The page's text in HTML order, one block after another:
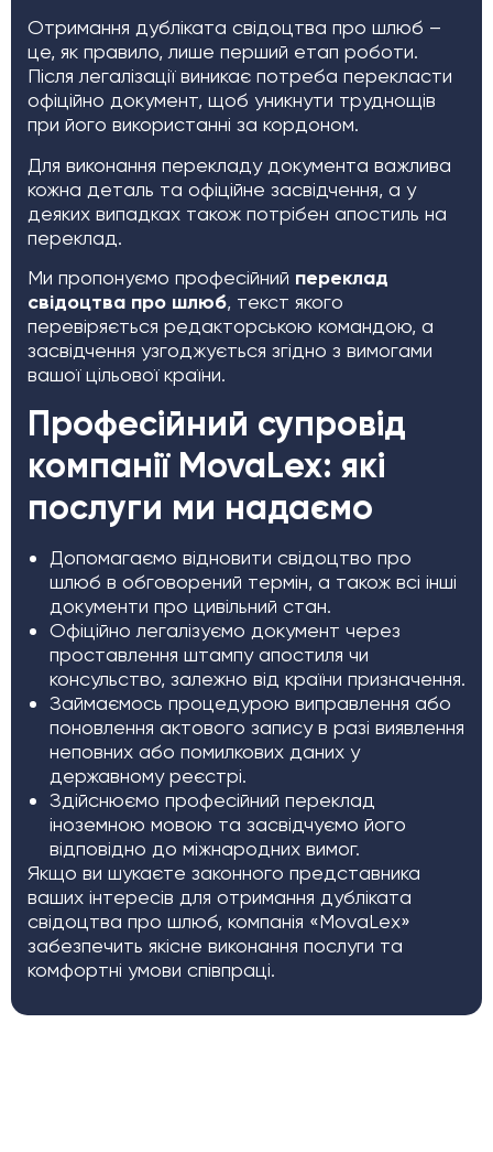
Отримання дубліката свідоцтва про шлюб –
це, як правило, лише перший етап роботи.
Після легалізації виникає потреба перекласти
офіційно документ, щоб уникнути труднощів
при його використанні за кордоном.
Для виконання перекладу документа важлива
кожна деталь та офіційне засвідчення, а у
деяких випадках також потрібен апостиль на
переклад.
Ми пропонуємо професійний переклад
свідоцтва про шлюб, текст якого
перевіряється редакторською командою, а
засвідчення узгоджується згідно з вимогами
вашої цільової країни.
Професійний супровід
компанії MovaLex: які
послуги ми надаємо
Допомагаємо відновити свідоцтво про
шлюб в обговорений термін, а також всі інші
документи про цивільний стан.
Офіційно легалізуємо документ через
проставлення штампу апостиля чи
консульство, залежно від країни призначення.
Займаємось процедурою виправлення або
поновлення актового запису в разі виявлення
неповних або помилкових даних у
державному реєстрі.
Здійснюємо професійний переклад
іноземною мовою та засвідчуємо його
відповідно до міжнародних вимог.
Якщо ви шукаєте законного представника
ваших інтересів для отримання дубліката
свідоцтва про шлюб, компанія «MovaLex»
забезпечить якісне виконання послуги та
комфортні умови співпраці.